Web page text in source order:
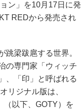
ン」を10月17日に発
REDから発売され
梁跋扈する世界。
の専門家「ウィッチ
、「印」と呼ばれる
リジナル版は、
（以下、GOTY）を